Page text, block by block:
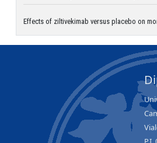
Effects of ziltivekimab versus placebo on